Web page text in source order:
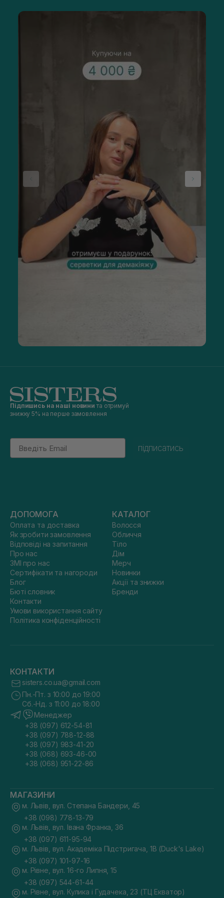
Підпишись на наші новини та отримуй
знижку 5% на перше замовлення
Email
підписатись
ДОПОМОГА
Оплата та доставка
Як зробити замовлення
Відповіді на запитання
Про нас
ЗМІ про нас
Сертифікати та нагороди
Блог
Бюті словник
Контакти
Умови використання сайту
Політика конфіденційності
КАТАЛОГ
Волосся
Обличчя
Тіло
Дім
Мерч
Новинки
Акції та знижки
Бренди
КОНТАКТИ
sisters.co.ua@gmail.com
Пн.-Пт. з 10:00 до 19:00
Сб.-Нд. з 11:00 до 18:00
Менеджер
+38 (097) 612-54-81
+38 (097) 788-12-88
+38 (097) 983-41-20
+38 (068) 693-46-00
+38 (068) 951-22-86
МАГАЗИНИ
м. Львів, вул. Степана Бандери, 45
+38 (098) 778-13-79
м. Львів, вул. Івана Франка, 36
+38 (097) 611-95-94
м. Львів, вул. Академіка Підстригача, 1В (Duck's Lake)
+38 (097) 101-97-16
м. Рівне, вул. 16-го Липня, 15
+38 (097) 544-61-44
м. Рівне, вул. Кулика і Гудачека, 23 (ТЦ Екватор)